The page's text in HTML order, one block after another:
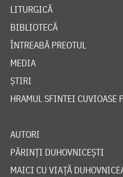
LITURGICĂ
BIBLIOTECĂ
ÎNTREABĂ PREOTUL
MEDIA
ȘTIRI
HRAMUL SFINTEI CUVIOASE
AUTORI
PĂRINȚI DUHOVNICEȘTI
MAICI CU VIAȚĂ